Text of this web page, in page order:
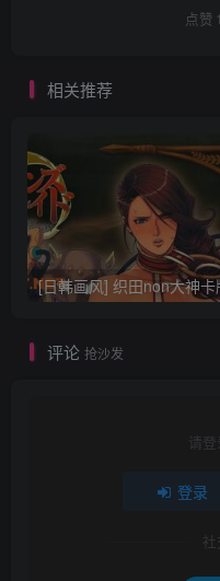
点赞
相关推荐
评论 抢沙发
请
登录